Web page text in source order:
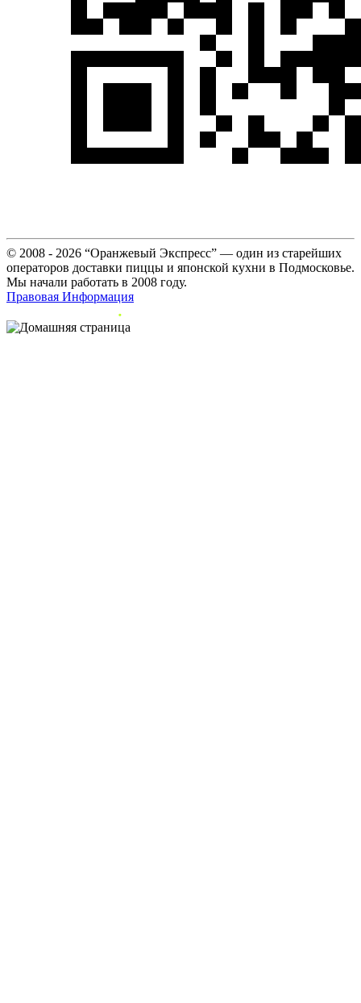
© 2008 - 2026 “Оранжевый Экспресс” — один из старейших
операторов доставки пиццы и японской кухни в Подмосковье.
Мы начали работать в 2008 году.
Правовая Информация